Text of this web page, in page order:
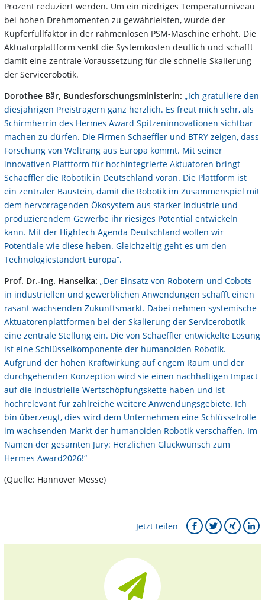
Prozent reduziert werden. Um ein niedriges Temperaturniveau
bei hohen Drehmomenten zu gewährleisten, wurde der
Kupferfüllfaktor in der rahmenlosen PSM-Maschine erhöht. Die
Aktuatorplattform senkt die Systemkosten deutlich und schafft
damit eine zentrale Voraussetzung für die schnelle Skalierung
der Servicerobotik.
Dorothee Bär, Bundesforschungsministerin: „Ich gratuliere den
diesjährigen Preisträgern ganz herzlich. Es freut mich sehr, als
Schirmherrin des Hermes Award Spitzeninnovationen sichtbar
machen zu dürfen. Die Firmen Schaeffler und BTRY zeigen, dass
Forschung von Weltrang aus Europa kommt. Mit seiner
innovativen Plattform für hochintegrierte Aktuatoren bringt
Schaeffler die Robotik in Deutschland voran. Die Plattform ist
ein zentraler Baustein, damit die Robotik im Zusammenspiel mit
dem hervorragenden Ökosystem aus starker Industrie und
produzierendem Gewerbe ihr riesiges Potential entwickeln
kann. Mit der Hightech Agenda Deutschland wollen wir
Potentiale wie diese heben. Gleichzeitig geht es um den
Technologiestandort Europa“.
Prof. Dr.-Ing. Hanselka: „Der Einsatz von Robotern und Cobots
in industriellen und gewerblichen Anwendungen schafft einen
rasant wachsenden Zukunftsmarkt. Dabei nehmen systemische
Aktuatorenplattformen bei der Skalierung der Servicerobotik
eine zentrale Stellung ein. Die von Schaeffler entwickelte Lösung
ist eine Schlüsselkomponente der humanoiden Robotik.
Aufgrund der hohen Kraftwirkung auf engem Raum und der
durchgehenden Konzeption wird sie einen nachhaltigen Impact
auf die industrielle Wertschöpfungskette haben und ist
hochrelevant für zahlreiche weitere Anwendungsgebiete. Ich
bin überzeugt, dies wird dem Unternehmen eine Schlüsselrolle
im wachsenden Markt der humanoiden Robotik verschaffen. Im
Namen der gesamten Jury: Herzlichen Glückwunsch zum
Hermes Award2026!“
(Quelle: Hannover Messe)
Jetzt teilen